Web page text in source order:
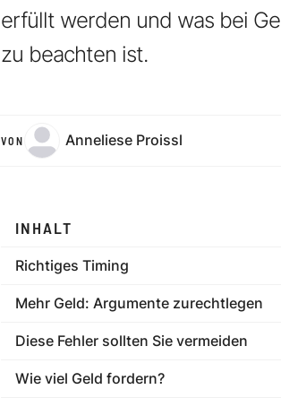
erfüllt werden und was bei
zu beachten ist.
VON Anneliese Proissl
INHALT
Richtiges Timing
Mehr Geld: Argumente zurechtlegen
Diese Fehler sollten Sie vermeiden
Wie viel Geld fordern?